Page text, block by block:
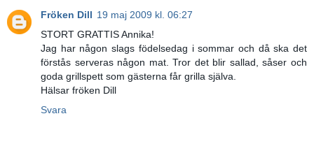
Fröken Dill 19 maj 2009 kl. 06:27
STORT GRATTIS Annika!
Jag har någon slags födelsedag i sommar och då ska det
förstås serveras någon mat. Tror det blir sallad, såser och
goda grillspett som gästerna får grilla själva.
Hälsar fröken Dill
Svara